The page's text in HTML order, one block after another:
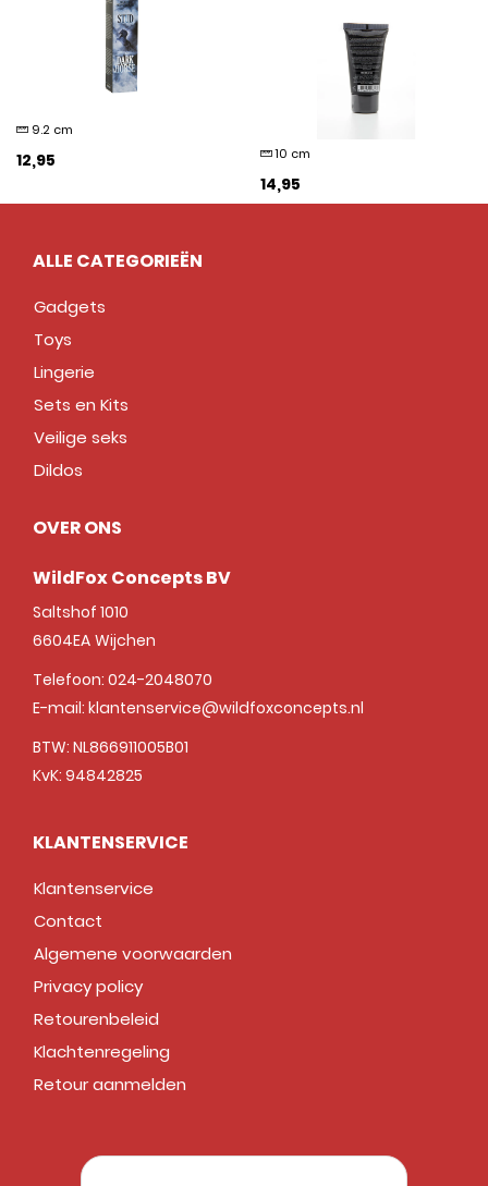
9.2 cm
12,95 10 cm
14,95
ALLE CATEGORIEËN
Gadgets
Toys
Lingerie
Sets en Kits
Veilige seks
Dildos
OVER ONS
WildFox Concepts BV
Saltshof 1010
6604EA Wijchen
Telefoon: 024-2048070
E-mail: klantenservice@wildfoxconcepts.nl
BTW: NL866911005B01
KvK: 94842825
KLANTENSERVICE
Klantenservice
Contact
Algemene voorwaarden
Privacy policy
Retourenbeleid
Klachtenregeling
Retour aanmelden